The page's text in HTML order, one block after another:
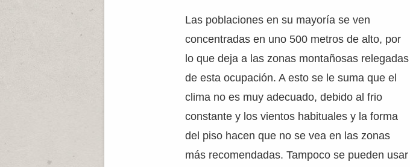
Las poblaciones en su mayoría se ven
concentradas en uno 500 metros de alto, por
lo que deja a las zonas montañosas relegadas
de esta ocupación. A esto se le suma que el
clima no es muy adecuado, debido al frio
constante y los vientos habituales y la forma
del piso hacen que no se vea en las zonas
más recomendadas. Tampoco se pueden usar